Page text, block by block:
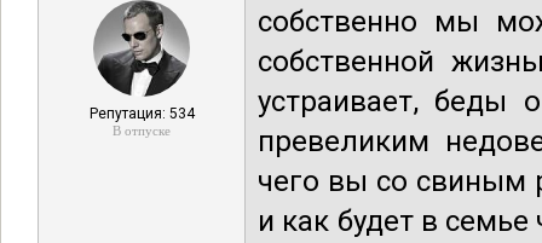
Репутация: 534
В отпуске
собственно мы
собственной
устраивает, беды
превеликим
чего вы со свиным
и как будет в